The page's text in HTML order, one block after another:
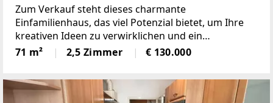
Zum Verkauf steht dieses charmante
Einfamilienhaus, das viel Potenzial bietet, um Ihre
kreativen Ideen zu verwirklichen und ein
einzigartiges Zuhause zu schaffen.Das Wohnhaus
liegt in einer ruhigen Seitenstraße, umgeben von
71 m² 2,5 Zimmer € 130.000